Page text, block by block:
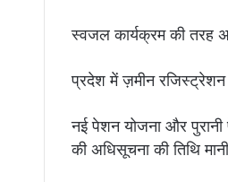
स्वजल कार्यक्रम की तरह
प्रदेश में ज़मीन
नई पेशन योजना और
की अधिसूचना की तिथि